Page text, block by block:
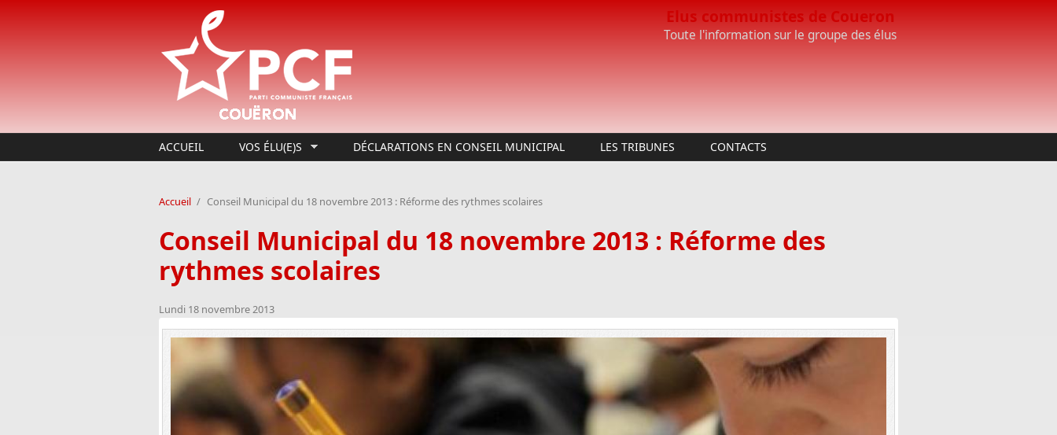
Elus communistes de Coueron
Toute l'information sur le groupe des élus
ACCUEIL VOS ÉLU(E)S DÉCLARATIONS EN CONSEIL MUNICIPAL LES TRIBUNES CONTACTS
Accueil / Conseil Municipal du 18 novembre 2013 : Réforme des rythmes scolaires
Conseil Municipal du 18 novembre 2013 : Réforme des
rythmes scolaires
Lundi 18 novembre 2013